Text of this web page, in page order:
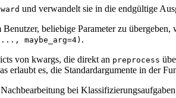
und verwandelt sie in die endgültige
Benutzer, beliebige Parameter zu
maybe_arg=4) .
von kwargs, die direkt an preprocess
erlaubt es, die Standardargumente in der
bei